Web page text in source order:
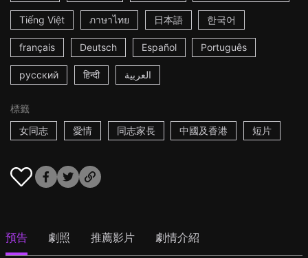
Tiếng Việt ภาษาไทย 日本語 한국어
français Deutsch Español Português
русский हिन्दी العربية
標籤
女同志
愛情 同志家長 中國及香港 短片
預告 劇照 推薦影片 劇情介紹